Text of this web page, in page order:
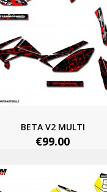
BETA V2 MULTI
€99.00